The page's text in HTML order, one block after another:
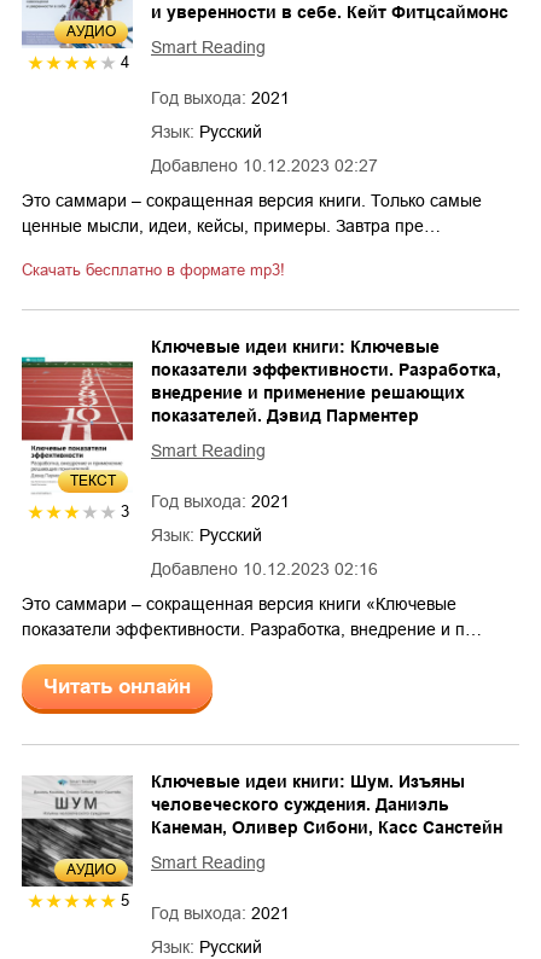
AУДИО
4
Добавлено 10.12.2023 02:27
и уверенности в себе. Кейт Фитцсаймонс
Smart Reading
Год выхода: 2021
Язык: Русский
Это саммари – сокращенная версия книги. Только самые
ценные мысли, идеи, кейсы, примеры. Завтра пре…
Скачать бесплатно в формате mp3!
ТЕКСТ
3
Добавлено 10.12.2023 02:16
Ключевые идеи книги: Ключевые
показатели эффективности. Разработка,
внедрение и применение решающих
показателей. Дэвид Парментер
Smart Reading
Год выхода: 2021
Язык: Русский
Это саммари – сокращенная версия книги «Ключевые
показатели эффективности. Разработка, внедрение и п…
Читать онлайн
AУДИО
5
Ключевые идеи книги: Шум. Изъяны
человеческого суждения. Даниэль
Канеман, Оливер Сибони, Касс Санстейн
Smart Reading
Год выхода: 2021
Язык: Русский